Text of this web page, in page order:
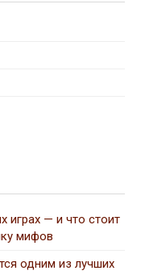
играх — и что стоит
мифов
одним из лучших